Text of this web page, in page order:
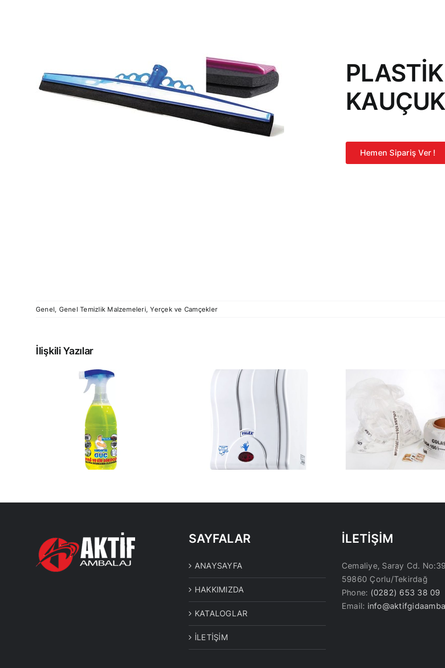
Hemen Sipariş Ver !
Genel, Genel Temizlik Malzemeleri,Yerçek ve Camçekler
İlişkili Yazılar
PRESTİJ
OTOMATİK HAVLU
DİSPENSERİ
BEYAZ
LASHING
ÇEMBERLER
PP
SAYFALAR
ANAYSAYFA
HAKKIMIZDA
KATALOGLAR
İLETİŞİM
İLETİŞİM
Cemaliye, Saray Cd.
59860 Çorlu/Tekirdağ
Phone: (0282) 653 38 09
Email: